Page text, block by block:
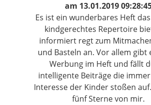
am 13.01.2019
Es ist ein wunderbares Heft
kindgerechtes Repertoire
informiert regt zum
und Basteln an. Vor allem gibt
Werbung im Heft und fällt
intelligente Beiträge die
Interesse der Kinder stoßen
fünf Sterne von mir.